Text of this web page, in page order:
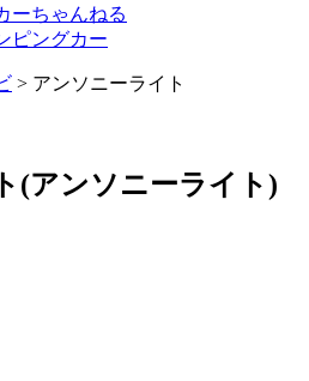
ーちゃんねる
ピングカー
> アンソニーライト
(アンソニーライト)